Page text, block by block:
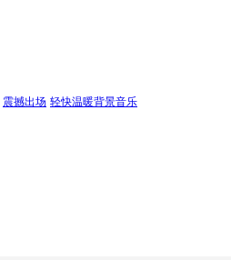
震撼出场 轻快温暖背景音乐